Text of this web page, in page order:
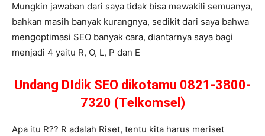
Mungkin jawaban dari saya tidak bisa mewakili semuanya,
bahkan masih banyak kurangnya, sedikit dari saya bahwa
mengoptimasi SEO banyak cara, diantarnya saya bagi
menjadi 4 yaitu R, O, L, P dan E
Undang DIdik SEO dikotamu 0821-3800-
7320 (Telkomsel)
Apa itu R?? R adalah Riset, tentu kita harus meriset